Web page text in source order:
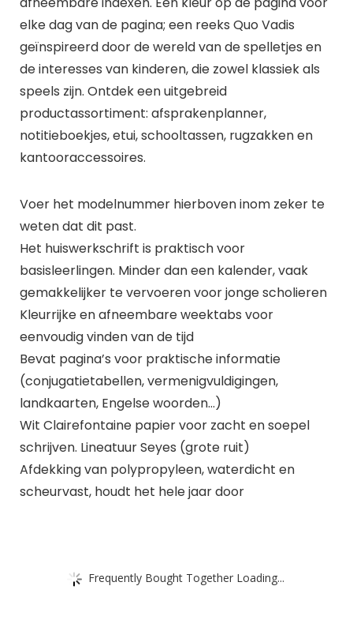
elke dag van de pagina; een reeks Quo Vadis
geïnspireerd door de wereld van de spelletjes en
de interesses van kinderen, die zowel klassiek als
speels zijn. Ontdek een uitgebreid
productassortiment: afsprakenplanner,
notitieboekjes, etui, schooltassen, rugzakken en
kantooraccessoires.
Voer het modelnummer hierboven inom zeker te
weten dat dit past.
Het huiswerkschrift is praktisch voor
basisleerlingen. Minder dan een kalender, vaak
gemakkelijker te vervoeren voor jonge scholieren
Kleurrijke en afneembare weektabs voor
eenvoudig vinden van de tijd
Bevat pagina’s voor praktische informatie
(conjugatietabellen, vermenigvuldigingen,
landkaarten, Engelse woorden…)
Wit Clairefontaine papier voor zacht en soepel
schrijven. Lineatuur Seyes (grote ruit)
Afdekking van polypropyleen, waterdicht en
scheurvast, houdt het hele jaar door
Frequently Bought Together Loading...